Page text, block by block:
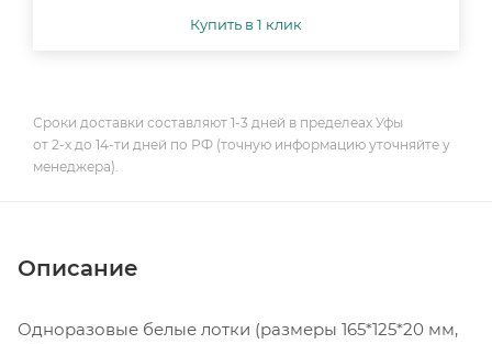
Купить в 1 клик
Сроки доставки составляют 1-3 дней в пределеах Уфы
от 2-х до 14-ти дней по РФ (точную информацию уточняйте у
менеджера).
Описание
Одноразовые белые лотки (размеры 165*125*20 мм,